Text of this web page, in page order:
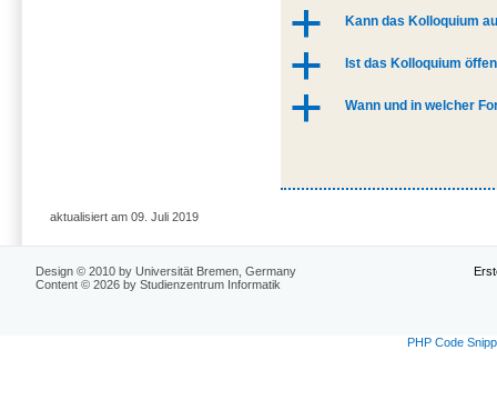
a Kann das Kolloquium
a Ist das Kolloquium
a Wann und in welcher
aktualisiert am 09. Juli 2019
Design © 2010 by Universität Bremen, Germany
Content © 2026 by Studienzentrum Informatik
PHP Code